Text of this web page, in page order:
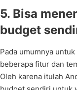
5. Bisa
budget
Pada umumnya
beberapa fitur dan
Oleh karena itulah